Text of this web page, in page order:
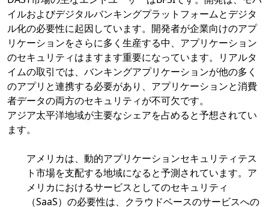
イルおよびデジタルバンキングプラットフォームとデジタ
ル化の必要性に起因しています。開発者が企業向けのアプ
リケーションをさらに多く生産する中、アプリケーション
のセキュリティはますます重要になっています。リアルタ
イムの取引では、バンキングアプリケーションが他の多く
のアプリと連携する必要があり、アプリケーションと消費
者データの両方のセキュリティが不可欠です。
アジア太平洋地域が主要なシェアを占めると予想されてい
ます。
アメリカは、動的アプリケーションセキュリティテス
ト市場を支配する地域になると予測されています。ア
メリカにおけるサービスとしてのセキュリティ
（SaaS）の必要性は、クラウドベースのサービスへの